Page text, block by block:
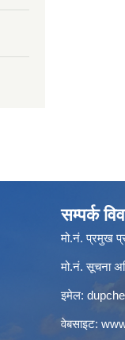
सम्पर्क
मो.नं. प्रमुख
मो.नं. सूचना
इमेल:
वेबसाइट: